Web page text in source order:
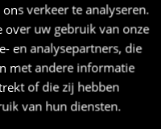
verkeer te analyseren.
uw gebruik van onze
en analysepartners, die
met andere informatie
of die zij hebben
van hun diensten.